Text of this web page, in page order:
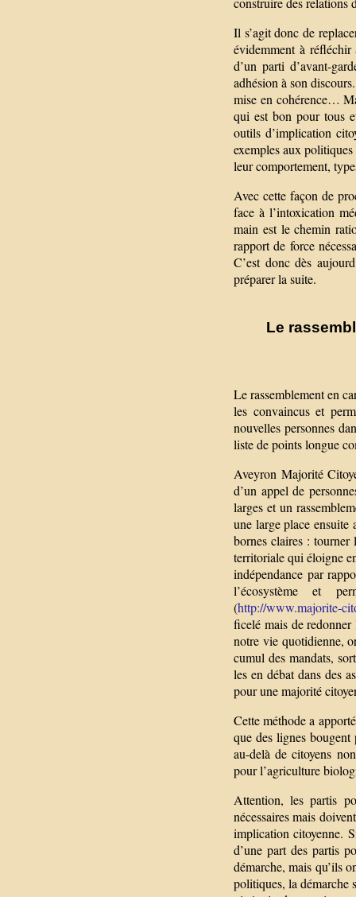
Il s’agit donc de
évidemment à
d’un parti d’avant-
adhésion à son
mise en cohérence…
qui est bon pour tous
outils d’implication
exemples aux
leur comportement,
Avec cette façon de
face à l’intoxication
main est le chemin
rapport de force
C’est donc dès
préparer la suite.
Le
Le rassemblement en
les convaincus et
nouvelles personnes
liste de points longue
Aveyron Majorité
d’un appel de
larges et un
une large place ensuite
bornes claires : tourner
territoriale qui éloigne
indépendance par
l’écosystème et
(http://www.majorite-
ficelé mais de
notre vie quotidienne,
cumul des mandats,
les en débat dans des
pour une majorité
Cette méthode a
que des lignes
au-delà de citoyens
pour l’agriculture
Attention, les partis
nécessaires mais
implication citoyenne.
d’une part des partis
démarche, mais qu’ils
politiques, la démarche